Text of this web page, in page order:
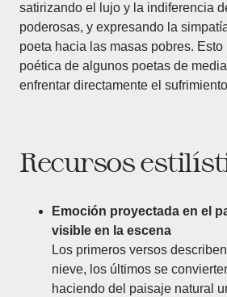
satirizando el lujo y la indiferencia
poderosas, y expresando la
poeta hacia las masas pobres.
poética de algunos poetas de
enfrentar directamente el
Recursos
Emoción proyectada en el
visible en la escena
Los primeros versos
nieve, los últimos se
haciendo del paisaje natural